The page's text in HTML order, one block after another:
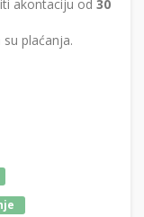
akontaciju od 30
plaćanja.